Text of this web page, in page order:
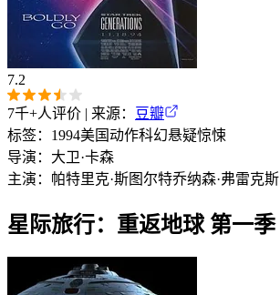
7.2
7千+人评价 | 来源：
豆瓣
标签： 1994美国动作科幻悬疑惊悚
导演： 大卫·卡森
主演： 帕特里克·斯图尔特乔纳森·弗雷克斯
星际旅行：重返地球 第一季